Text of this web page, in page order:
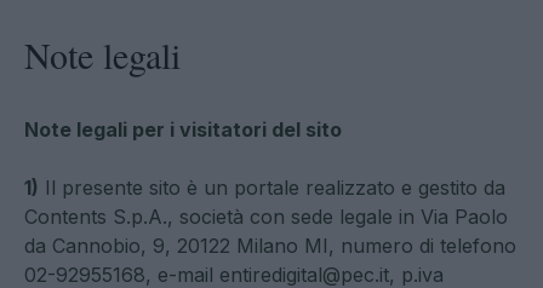
Note legali
Note legali per i visitatori del sito
1) Il presente sito è un portale realizzato e gestito da
Contents S.p.A., società con sede legale in Via Paolo
da Cannobio, 9, 20122 Milano MI, numero di telefono
02-92955168, e-mail entiredigital@pec.it, p.iva